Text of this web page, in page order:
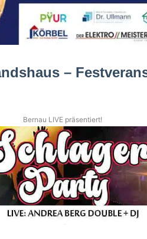
–
Bernau LIVE präsentiert!